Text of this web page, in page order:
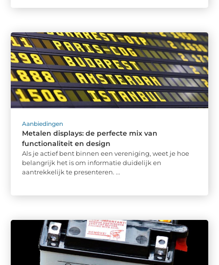
Aanbiedingen
Metalen displays: de perfecte mix van
functionaliteit en design
Als je actief bent binnen een vereniging, weet je hoe
belangrijk het is om informatie duidelijk en
aantrekkelijk te presenteren. ...